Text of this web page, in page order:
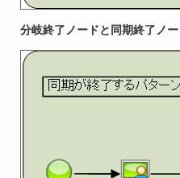
分岐終了ノードと同期終了ノ